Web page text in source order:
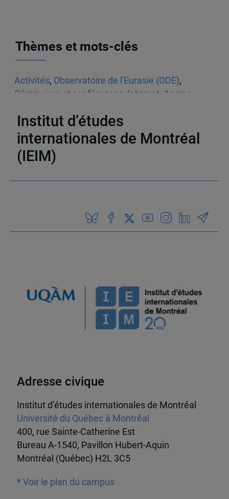
Thèmes et mots-clés
Activités, Observatoire de l'Eurasie (ODE),
Séminaires et conférences Internet
Ancien
Institut d’études
internationales de Montréal
(IEIM)
Adresse civique
Institut d’études internationales de Montréal
Université du Québec à Montréal
400, rue Sainte-Catherine Est
Bureau A-1540, Pavillon Hubert-Aquin
Montréal (Québec) H2L 3C5
* Voir le plan du campus